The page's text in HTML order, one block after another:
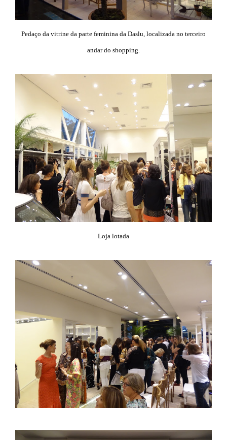
Pedaço da vitrine da parte feminina da Daslu, localizada no terceiro
andar do shopping.
Loja lotada